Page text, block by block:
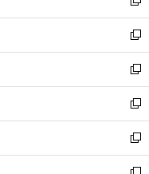
開
く
ウ
で
開
く
ン
ド
ウ
で
開
く
い
ウ
ィ
ン
ド
ウ
で
開
く
新
し
い
ウ
ィ
ン
ド
ウ
で
開
新
し
い
ウ
ィ
ン
ド
ウ
新
し
い
ウ
ィ
ン
新
し
い
ウ
新
し